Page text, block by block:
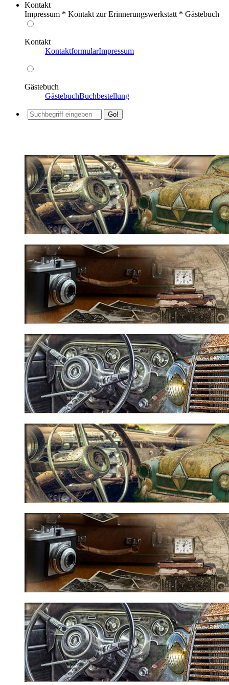
Kontakt
Impressum * Kontakt zur Erinnerungswerkstatt * Gästebuch
Kontakt
KontaktformularImpressum
Gästebuch
GästebuchBuchbestellung